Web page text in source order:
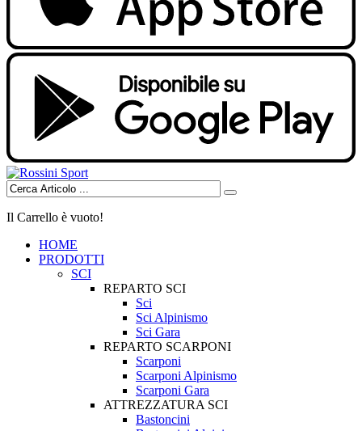
Il Carrello è vuoto!
HOME
PRODOTTI
SCI
REPARTO SCI
Sci
Sci Alpinismo
Sci Gara
REPARTO SCARPONI
Scarponi
Scarponi Alpinismo
Scarponi Gara
ATTREZZATURA SCI
Bastoncini